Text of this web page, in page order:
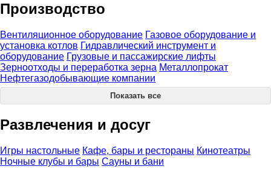
Производство
Вентиляционное оборудование Газовое оборудование и
установка котлов Гидравлический инструмент и
оборудование Грузовые и пассажирские лифты
Зерноотходы и переработка зерна Металлопрокат
Нефтегазодобывающие компании
Показать все
Развлечения и досуг
Игры настольные Кафе, бары и рестораны Кинотеатры
Ночные клубы и бары Сауны и бани